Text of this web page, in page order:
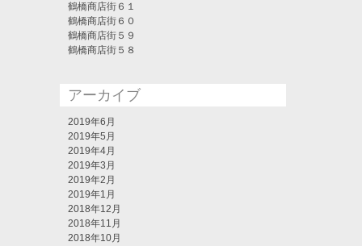
鶴橋商店街６１
鶴橋商店街６０
鶴橋商店街５９
鶴橋商店街５８
アーカイブ
2019年6月
2019年5月
2019年4月
2019年3月
2019年2月
2019年1月
2018年12月
2018年11月
2018年10月